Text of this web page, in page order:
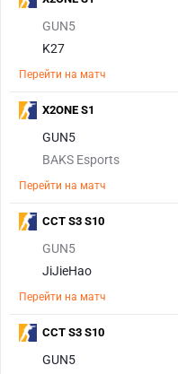
GUN5
K27
Перейти на матч
GUN5
BAKS Esports
Перейти на матч
X2ONE S1
GUN5
JiJieHao
Перейти на матч
CCT S3 S10
GUN5
CCT S3 S10